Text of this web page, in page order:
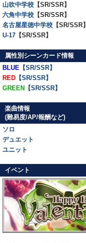
山吹中学校 【SR/SSR】
六角中学校 【SR/SSR】
名古屋星徳中学校 【SR/SSR】
U-17 【SR/SSR】
属性別シーンカード情報
BLUE 【SR/SSR】
RED 【SR/SSR】
GREEN 【SR/SSR】
楽曲情報
(難易度/AP/報酬など)
ソロ
デュエット
ユニット
イベント